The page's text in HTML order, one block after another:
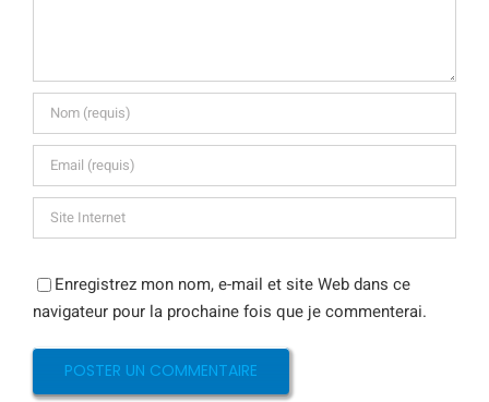
Enregistrez mon nom, e-mail et site Web dans ce
navigateur pour la prochaine fois que je commenterai.